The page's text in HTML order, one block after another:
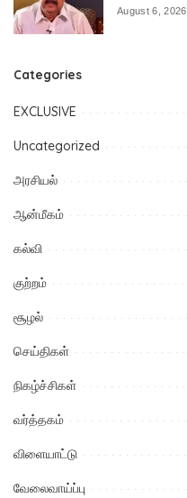
August 6, 2026
Categories
EXCLUSIVE
Uncategorized
அரசியல்
ஆன்மீகம்
கல்வி
குற்றம்
சூழல்
செய்திகள்
நிகழ்ச்சிகள்
வர்த்தகம்
விளையாட்டு
வேலைவாய்ப்பு